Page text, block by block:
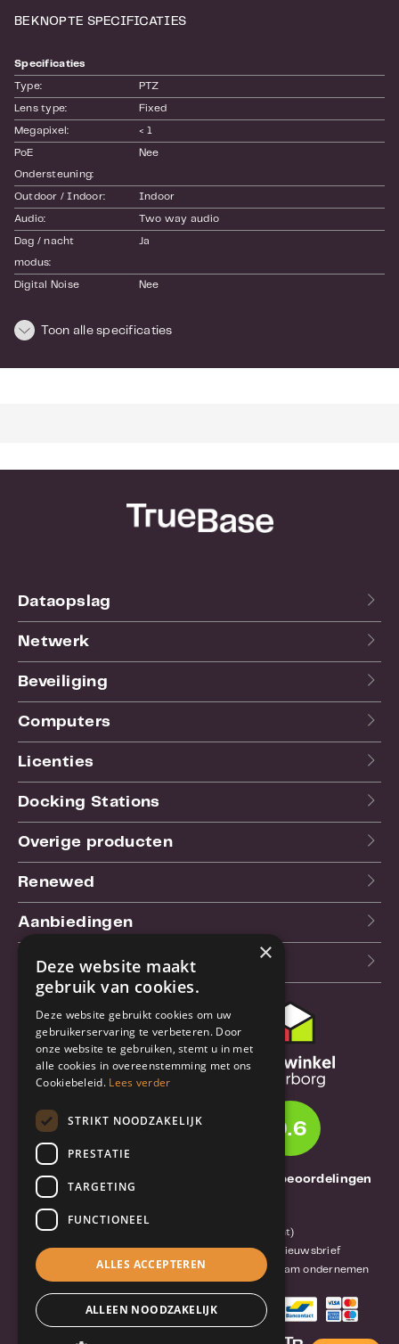
BEKNOPTE SPECIFICATIES
Specificaties
Type: PTZ
Lens type: Fixed
Megapixel: < 1
PoE
Ondersteuning:
Nee
Outdoor / Indoor: Indoor
Audio: Two way audio
Dag / nacht
modus:
Ja
Digital Noise Nee
Interne opslag: Niet mogelijk
Ja
FI8910W-W
Toon alle specificaties
Dataopslag
Netwerk
Beveiliging
Computers
Licenties
Docking Stations
Overige producten
Renewed
Aanbiedingen
Blog
Klantenservice
Bestel- en
verzendinformatie
Garantie en reparatie
Annuleren of retourneren
Over TrueBase
9.6
1261 Thuisbeoordelingen
Over TrueBase
Privacy en voorwaarden (consument)
Algemene voorwaarden (zakelijk)
Blog en nieuwsbrief
Reviews van klanten
Mobile-Harddisk.nl Duurzaam ondernemen
×
Deze website maakt
gebruik van cookies.
Deze website gebruikt cookies om uw
gebruikerservaring te verbeteren. Door
onze website te gebruiken, stemt u in met
alle cookies in overeenstemming met ons
Cookiebeleid. Lees verder
STRIKT NOODZAKELIJK
PRESTATIE
TARGETING
FUNCTIONEEL
ALLES ACCEPTEREN
ALLEEN NOODZAKELIJK